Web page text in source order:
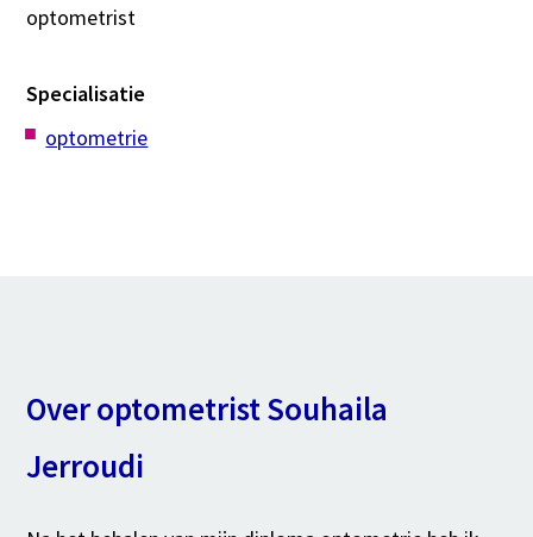
optometrist
Specialisatie
optometrie
Over optometrist Souhaila
Jerroudi